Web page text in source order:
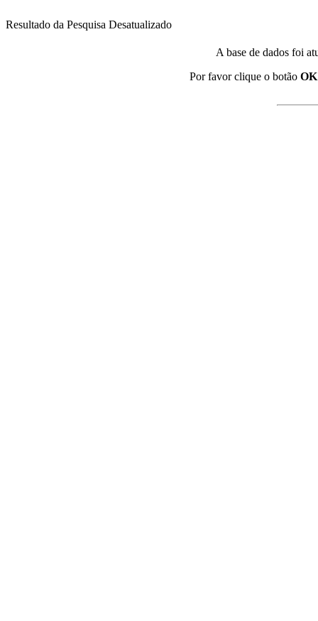
Resultado da Pesquisa Desatualizado
A base de dados foi
Por favor clique o botão OK